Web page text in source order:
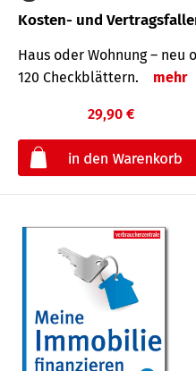
Kosten- und
Haus oder Wohnung –
120 Check­blättern.
mehr
29,90 €